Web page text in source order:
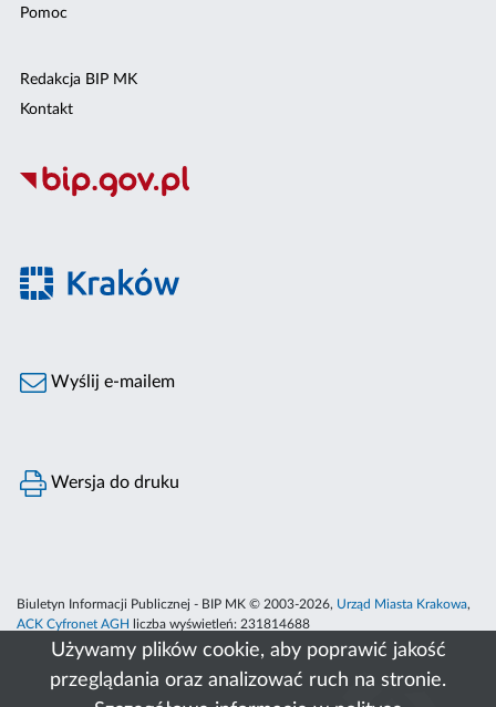
Używamy plików cookie, aby poprawić jakość
przeglądania oraz analizować ruch na stronie.
Pomoc
Redakcja BIP MK
Kontakt
Wyślij e-mailem
Wersja do druku
Biuletyn Informacji Publicznej - BIP MK © 2003-2026, Urząd Miasta Krakowa,
ACK Cyfronet AGH
liczba wyświetleń: 231814688